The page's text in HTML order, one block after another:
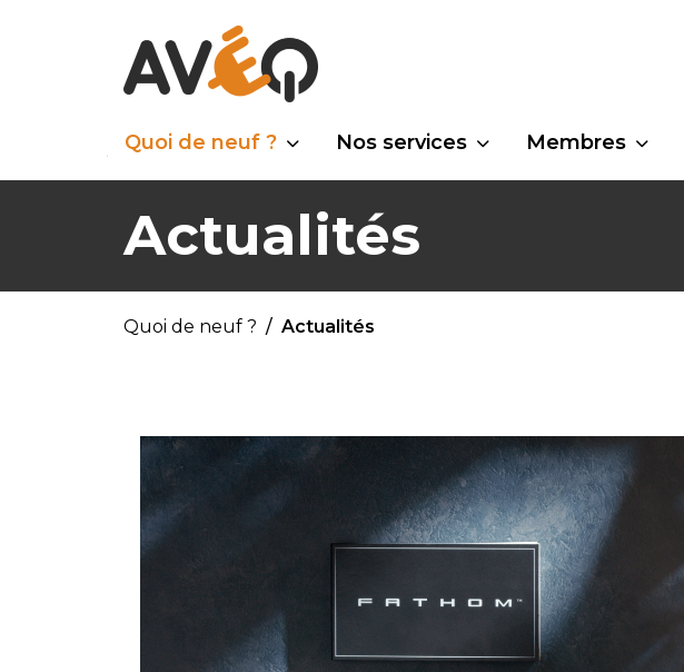
Quoi de neuf ? Nos services Membres
Actualités
Quoi de neuf ? Actualités